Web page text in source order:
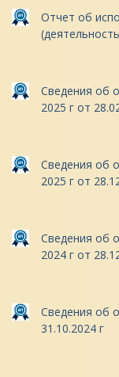
Отчет об
Сведения об
2025 г от
Сведения об
2025 г от
Сведения об
2024 г от
Сведения об
31.10.2024 г